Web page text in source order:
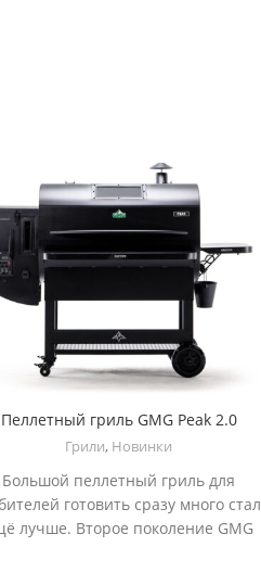
Пеллетный гриль GMG Peak 2.0
Грили, Новинки
Большой пеллетный гриль для
готовить сразу много стал
лучше. Второе поколение GMG